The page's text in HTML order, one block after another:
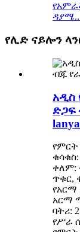
የሊድ ናይሎን
አዲስ
ድጋፍ
የምርት
ቀለም:
ጥቁር,
የአርማ
አርማ
ባትሪ:
የሥራ